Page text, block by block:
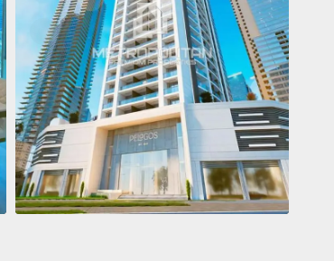
Квартира681 199 $
Pelagos by IGO
Pelagos by IGO, Dubai Marina, Dubai
1271 м²